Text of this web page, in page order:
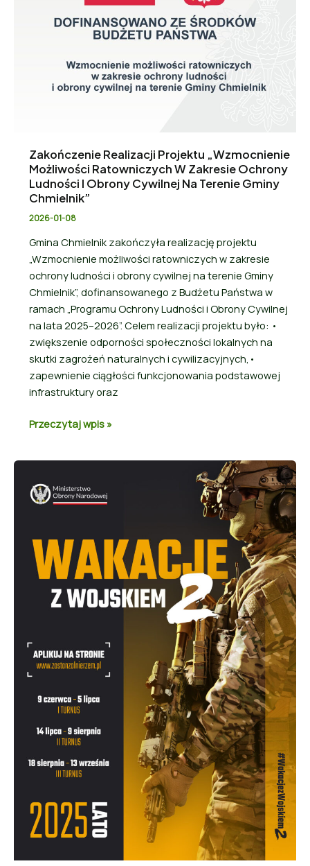
Zakończenie Realizacji Projektu „Wzmocnienie
Możliwości Ratowniczych W Zakresie Ochrony
Ludności I Obrony Cywilnej Na Terenie Gminy
Chmielnik”
2026-01-08
Gmina Chmielnik zakończyła realizację projektu
„Wzmocnienie możliwości ratowniczych w zakresie
ochrony ludności i obrony cywilnej na terenie Gminy
Chmielnik”, dofinansowanego z Budżetu Państwa w
ramach „Programu Ochrony Ludności i Obrony Cywilnej
na lata 2025–2026”. Celem realizacji projektu było: •
zwiększenie odporności społeczności lokalnych na
skutki zagrożeń naturalnych i cywilizacyjnych,•
zapewnienie ciągłości funkcjonowania podstawowej
infrastruktury oraz
Przeczytaj wpis »